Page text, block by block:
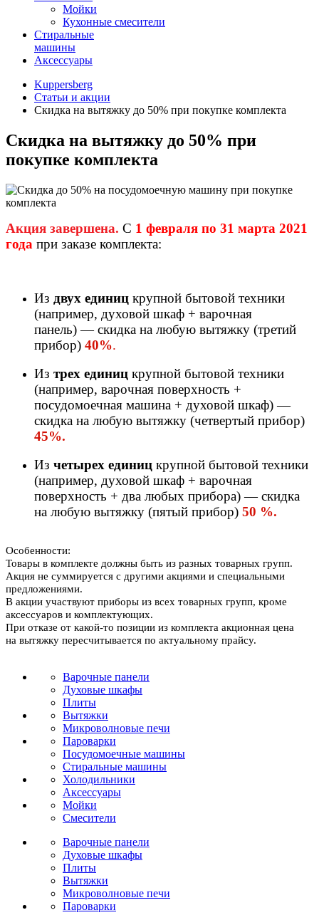
Мойки
Кухонные смесители
Стиральные
машины
Аксессуары
Kuppersberg
Статьи и акции
Cкидка на вытяжку до 50% при покупке комплекта
Cкидка на вытяжку до 50% при
покупке комплекта
Акция завершена. C 1 февраля по 31 марта 2021
года при заказе комплекта:
Из двух единиц крупной бытовой техники
(например, духовой шкаф + варочная
панель) — скидка на любую вытяжку (третий
прибор) 40%.
Из трех единиц крупной бытовой техники
(например, варочная поверхность +
посудомоечная машина + духовой шкаф) —
скидка на любую вытяжку (четвертый прибор)
45%.
Из четырех единиц крупной бытовой техники
(например, духовой шкаф + варочная
поверхность + два любых прибора) — скидка
на любую вытяжку (пятый прибор) 50 %.
Особенности:
Товары в комплекте должны быть из разных товарных групп.
Акция не суммируется с другими акциями и специальными
предложениями.
В акции участвуют приборы из всех товарных групп, кроме
аксессуаров и комплектующих.
При отказе от какой-то позиции из комплекта акционная цена
на вытяжку пересчитывается по актуальному прайсу.
Варочные панели
Духовые шкафы
Плиты
Вытяжки
Микроволновые печи
Пароварки
Посудомоечные машины
Стиральные машины
Холодильники
Аксессуары
Мойки
Cмесители
Варочные панели
Духовые шкафы
Плиты
Вытяжки
Микроволновые печи
Пароварки